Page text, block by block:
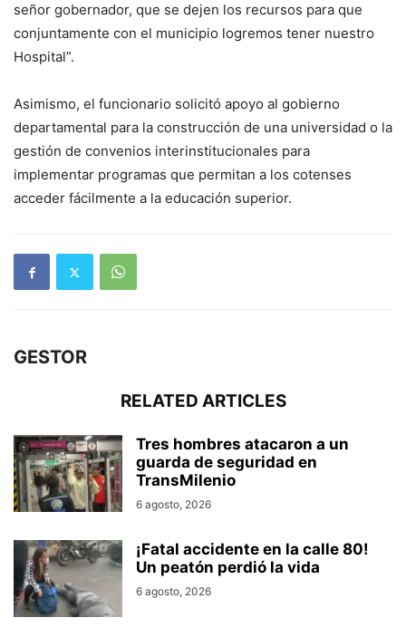
señor gobernador, que se dejen los recursos para que
conjuntamente con el municipio logremos tener nuestro
Hospital”.
Asimismo, el funcionario solicitó apoyo al gobierno
departamental para la construcción de una universidad o la
gestión de convenios interinstitucionales para
implementar programas que permitan a los cotenses
acceder fácilmente a la educación superior.
GESTOR
RELATED ARTICLES
Tres hombres atacaron a un
guarda de seguridad en
TransMilenio
6 agosto, 2026
¡Fatal accidente en la calle 80!
Un peatón perdió la vida
6 agosto, 2026